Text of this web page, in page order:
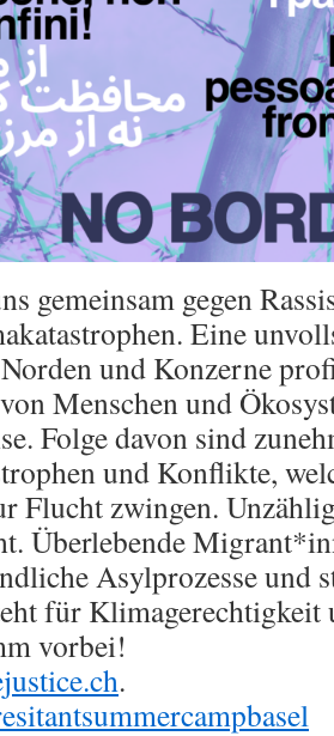
gemeinsam gegen
Eine
und Konzerne
Menschen und
Folge davon sind
und Konflikte,
Flucht zwingen.
Überlebende
Asylprozesse und
für
vorbei!
.